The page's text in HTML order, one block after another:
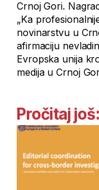
Crnoj Gori.
„Ka
novinarstvu u
afirmaciju
Evropska unija
medija u Crnoj
Pročitaj još: